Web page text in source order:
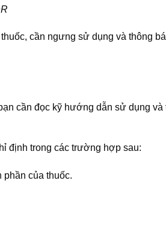
cần ngưng sử dụng và thông
cần đọc kỹ hướng dẫn sử dụng
định trong các trường hợp sau:
phần của thuốc.